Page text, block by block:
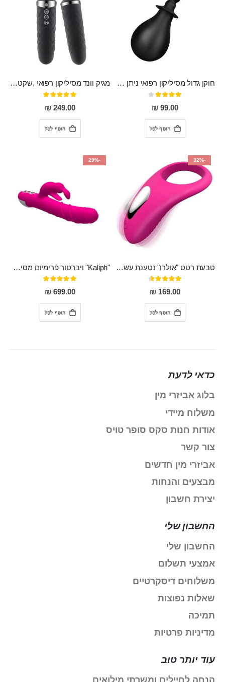
חוקן גדול מסיליקון רפואי ניתן לשימוש גם כפלאג וגם כחרוזים אנאלים
דירוג:
80%
99.00 ₪
הוסף לסל
מגיק וונד מסיליקון רפואי ,שקט במיוחד, נטען בעל 10 מהירויות שונות "Erna"
דירוג:
100%
249.00 ₪
הוסף לסל
-32%
טבעת רטט "אולרו" נטענת עשויה סיליקון רפואי עם רטט חזק ומטריף חושים
דירוג:
91%
169.00 ₪
הוסף לסל
-29%
"Kaliph" ויברטור פרימיום מסיליקון רפואי , נטען, שקט במיוחד, מסתובב ומתפתל, שמנמן עם חדירה 14 סמ
דירוג:
100%
699.00 ₪
הוסף לסל
כדאי לדעת
בלוג אביזרי מין
משלוח מיידי
אודות חנות סקס סופר טויס
צור קשר
אביזרי מין חדשים
מבצעים והנחות
יצירת חשבון
החשבון שלי
החשבון שלי
אמצעי תשלום
משלוחים דיסקרטיים
שאלות נפוצות
תמיכה
מדיניות פרטיות
עוד יותר טוב